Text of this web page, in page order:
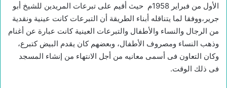
الأول من فبراير 1958م حيث أقيم على تبرعات المريدين للشيخ أبو
جرير،ووفقا لما يتناقله أبناء الطريقة أن التبرعات كانت عينية ونقدية
من الرجال والنساء والأطفال والتبرعات العينية كانت عبارة عن أغنام
وذهب النساء ومصروف الأطفال، وبعضهم كان يقدم البيض كتبرع،
وكان التعاون فى أسمى معانيه من أجل الانتهاء من إنشاء المسجد
فى ذلك الوقت.